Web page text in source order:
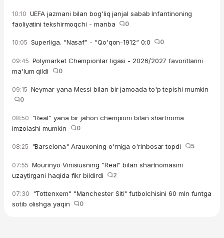
10:10 UEFA jazmani bilan bog'liq janjal sabab Infantinoning
faoliyatini tekshirmoqchi - manba
0
10:05 Superliga. “Nasaf” - “Qo'qon-1912“ 0:0 0
09:45 Polymarket Chempionlar ligasi - 2026/2027 favoritlarini
ma'lum qildi
0
09:15 Neymar yana Messi bilan bir jamoada to'p tepishi mumkin
0
08:50 "Real" yana bir jahon chempioni bilan shartnoma
imzolashi mumkin
0
08:25 "Barselona" Arauxoning o'rniga o'rinbosar topdi 5
07:55 Mourinyo Vinisiusning "Real" bilan shartnomasini
uzaytirgani haqida fikr bildirdi
2
07:30 "Tottenxem" "Manchester Siti" futbolchisini 60 mln funtga
sotib olishga yaqin
0